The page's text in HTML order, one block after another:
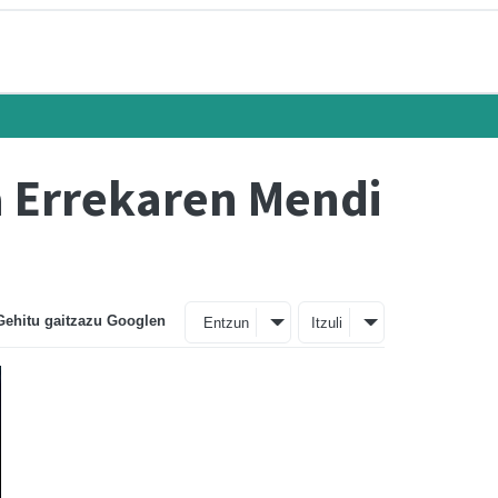
Mendi
gaitzazu Googlen Entzun Itzuli